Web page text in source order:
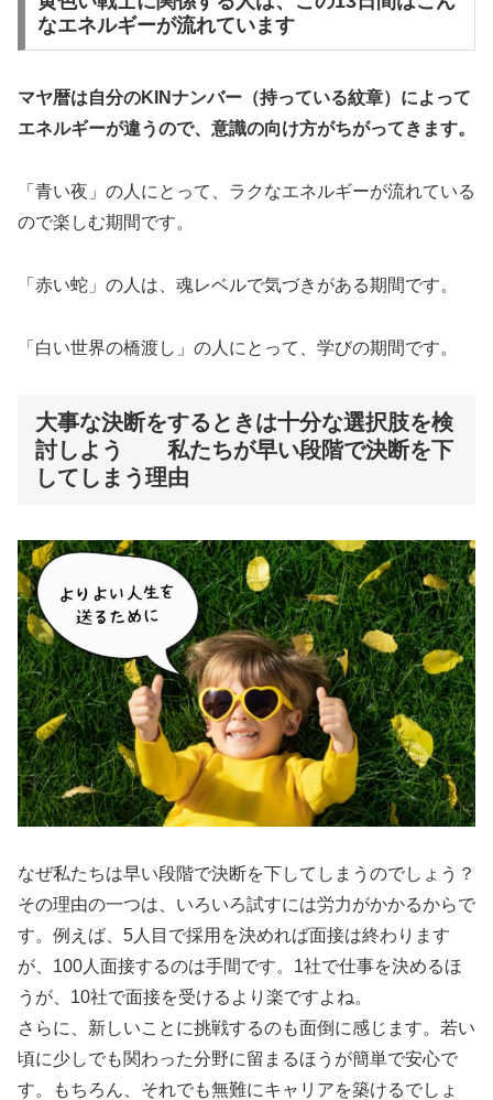
なエネルギーが流れています
マヤ暦は自分のKINナンバー（持っている紋章）によって
エネルギーが違うので、意識の向け方がちがってきます。
「青い夜」の人にとって、ラクなエネルギーが流れている
ので楽しむ期間です。
「赤い蛇」の人は、魂レベルで気づきがある期間です。
「白い世界の橋渡し」の人にとって、学びの期間です。
大事な決断をするときは十分な選択肢を検
討しよう 私たちが早い段階で決断を下
してしまう理由
なぜ私たちは早い段階で決断を下してしまうのでしょう？
その理由の一つは、いろいろ試すには労力がかかるからで
す。例えば、5人目で採用を決めれば面接は終わります
が、100人面接するのは手間です。1社で仕事を決めるほ
うが、10社で面接を受けるより楽ですよね。
さらに、新しいことに挑戦するのも面倒に感じます。若い
頃に少しでも関わった分野に留まるほうが簡単で安心で
す。もちろん、それでも無難にキャリアを築けるでしょ